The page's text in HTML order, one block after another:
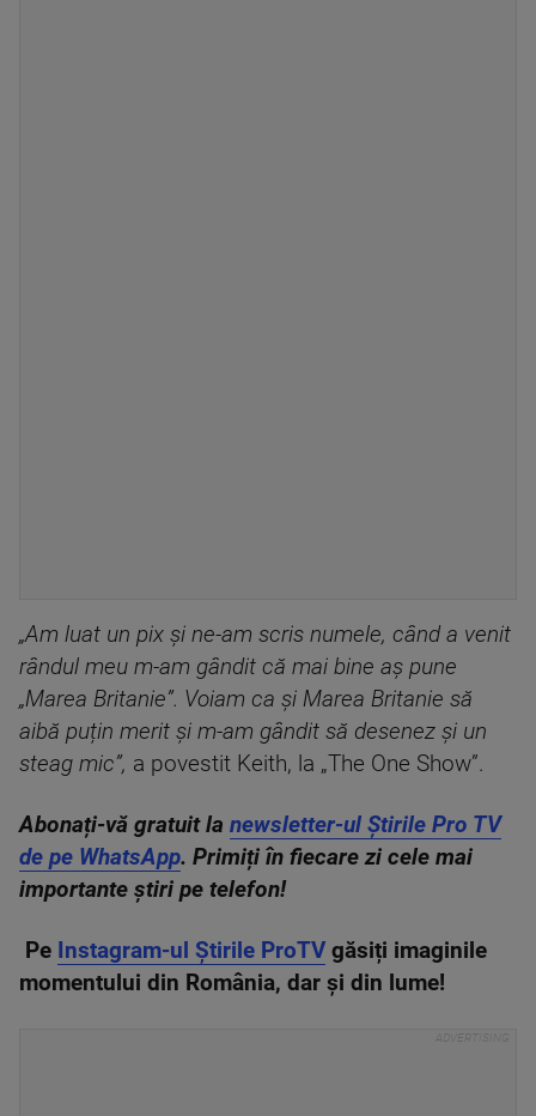
„Am luat un pix și ne-am scris numele, când a venit
rândul meu m-am gândit că mai bine aș pune
„Marea Britanie”. Voiam ca și Marea Britanie să
aibă puțin merit și m-am gândit să desenez și un
steag mic”, a povestit Keith, la „The One Show”.
Abonați-vă gratuit la newsletter-ul Știrile Pro TV
de pe WhatsApp. Primiți în fiecare zi cele mai
importante știri pe telefon!
Pe Instagram-ul Știrile ProTV găsiți imaginile
momentului din România, dar și din lume!